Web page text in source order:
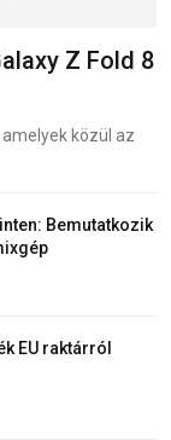
Z Fold 8
közül az
Bemutatkozik
EU raktárról